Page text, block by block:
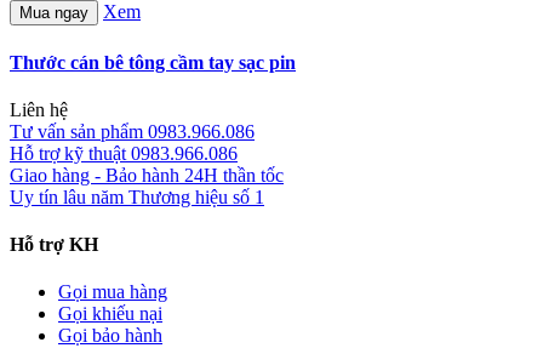
Mua ngay Xem
Thước cán bê tông cầm tay sạc pin
Liên hệ
Tư vấn sản phẩm 0983.966.086
Hỗ trợ kỹ thuật 0983.966.086
Giao hàng - Bảo hành 24H thần tốc
Uy tín lâu năm Thương hiệu số 1
Hỗ trợ KH
Gọi mua hàng
Gọi khiếu nại
Gọi bảo hành